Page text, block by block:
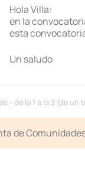
Hola Villa:
en la
esta
Un saludo
- de la 1 a la 2 (de un
de